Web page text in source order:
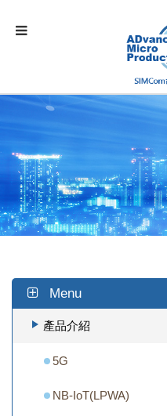
Menu
產品介紹
5G
NB-IoT(LPWA)